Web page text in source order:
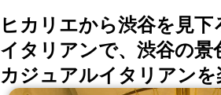
ヒカリエから渋谷を見
イタリアンで、渋谷の景
カジュアルイタリアン